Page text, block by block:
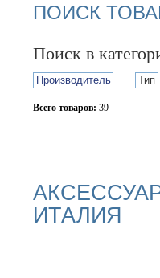
ПОИСК
Поиск в
Производитель Тип
Всего товаров: 39
ИТАЛИЯ